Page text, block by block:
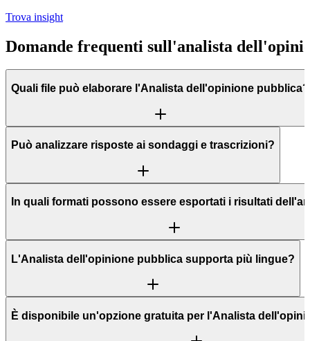
Trova insight
Domande frequenti sull'analista
Quali file può elaborare l'Analista dell'opinione pubblica?
Può analizzare risposte ai sondaggi e trascrizioni?
In quali formati possono essere esportati i risultati
L'Analista dell'opinione pubblica supporta più lingue?
È disponibile un'opzione gratuita per l'Analista